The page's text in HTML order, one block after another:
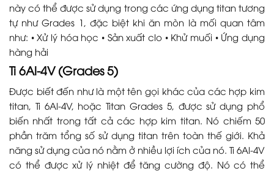
này có thể được sử dụng trong các ứng dụng titan tương
tự như Grades 1, đặc biệt khi ăn mòn là mối quan tâm
như: • Xử lý hóa học • Sản xuất clo • Khử muối • Ứng dụng
hàng hải
Ti 6Al-4V (Grades 5)
Được biết đến như là một tên gọi khác của các hợp kim
titan, Ti 6Al-4V, hoặc Titan Grades 5, được sử dụng phổ
biến nhất trong tất cả các hợp kim titan. Nó chiếm 50
phần trăm tổng số sử dụng titan trên toàn thế giới. Khả
năng sử dụng của nó nằm ở nhiều lợi ích của nó. Ti 6Al-4V
có thể được xử lý nhiệt để tăng cường độ. Nó có thể